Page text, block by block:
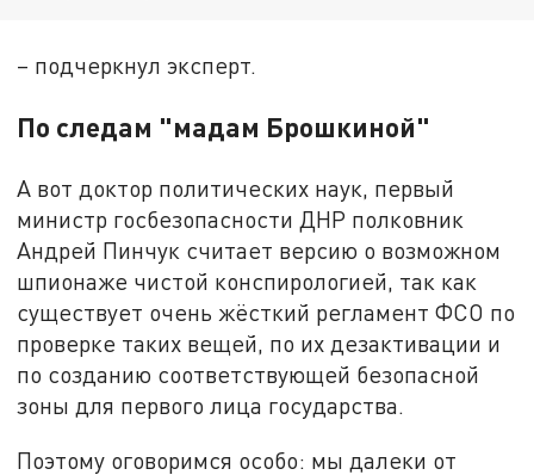
– подчеркнул эксперт.
По следам "мадам Брошкиной"
А вот доктор политических наук, первый
министр госбезопасности ДНР полковник
Андрей Пинчук считает версию о возможном
шпионаже чистой конспирологией, так как
существует очень жёсткий регламент ФСО по
проверке таких вещей, по их дезактивации и
по созданию соответствующей безопасной
зоны для первого лица государства.
Поэтому оговоримся особо: мы далеки от